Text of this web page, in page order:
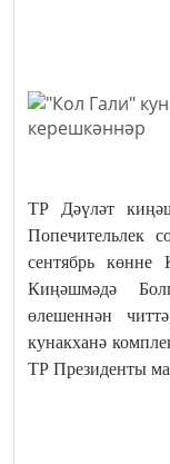
ТР Дәүләт
Попечительлек
сентябрь көнне
Киңәшмәдә
өлешеннән
кунакханә
ТР Президенты